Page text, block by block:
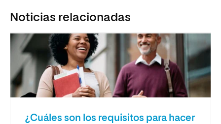
Noticias relacionadas
¿Cuáles son los requisitos para hacer